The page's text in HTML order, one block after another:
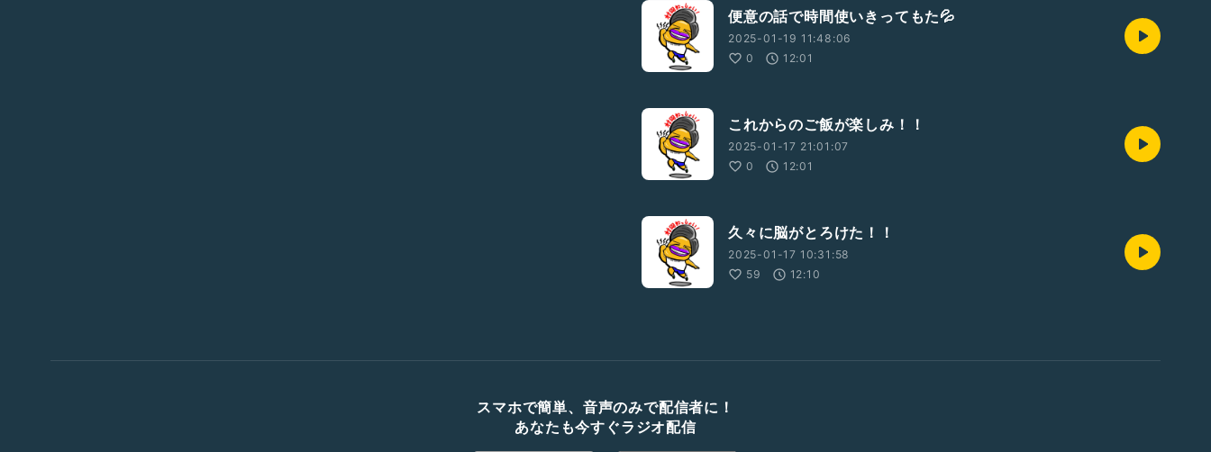
便意の話で時間使いきってもた💦
2025-01-19 11:48:06
0
12:01
これからのご飯が楽しみ！！
2025-01-17 21:01:07
0
12:01
久々に脳がとろけた！！
2025-01-17 10:31:58
59
12:10
スマホで簡単、音声のみで配信者に！
あなたも今すぐラジオ配信